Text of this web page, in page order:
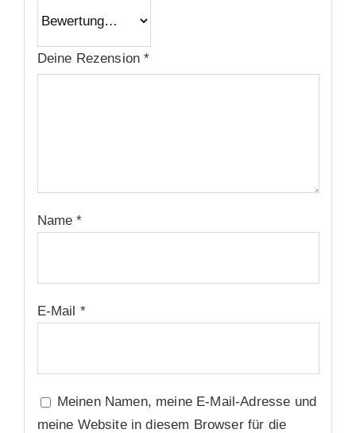
Deine Rezension*
Name*
E-Mail *
Meinen Namen, meine E-Mail-Adresse und
meine Website in diesem Browser für die